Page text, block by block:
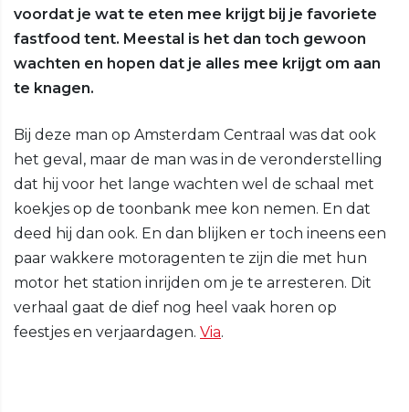
voordat je wat te eten mee krijgt bij je favoriete
fastfood tent. Meestal is het dan toch gewoon
wachten en hopen dat je alles mee krijgt om aan
te knagen.
Bij deze man op Amsterdam Centraal was dat ook
het geval, maar de man was in de veronderstelling
dat hij voor het lange wachten wel de schaal met
koekjes op de toonbank mee kon nemen. En dat
deed hij dan ook. En dan blijken er toch ineens een
paar wakkere motoragenten te zijn die met hun
motor het station inrijden om je te arresteren. Dit
verhaal gaat de dief nog heel vaak horen op
feestjes en verjaardagen. Via.